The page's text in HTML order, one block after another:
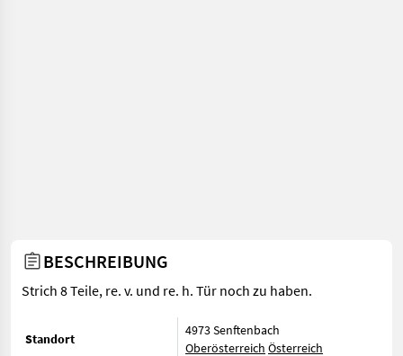
BESCHREIBUNG
Strich 8 Teile, re. v. und re. h. Tür noch zu haben.
Standort
4973 Senftenbach
Oberösterreich Österreich